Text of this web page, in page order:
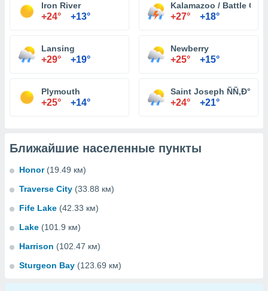
Iron River
+24° +13°
Kalamazoo / Battle
+27° +18°
Lansing
+29° +19°
Newberry
+25° +15°
Plymouth
+25° +14°
Saint Joseph
+24° +21°
Ближайшие населенные пункты
Honor (19.49 км)
Traverse City (33.88 км)
Fife Lake (42.33 км)
Lake (101.9 км)
Harrison (102.47 км)
Sturgeon Bay (123.69 км)